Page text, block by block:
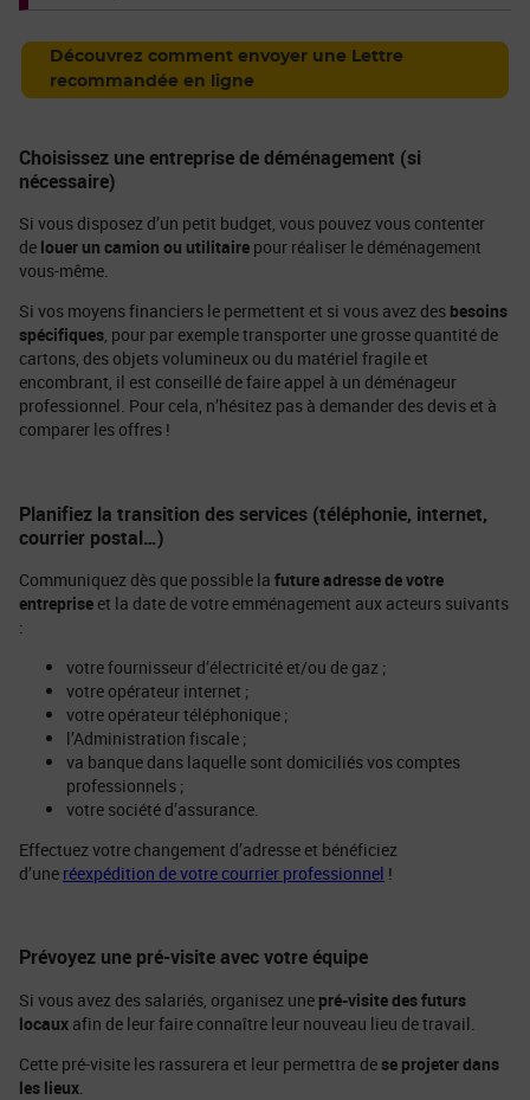
Découvrez comment envoyer une Lettre
recommandée en ligne
Choisissez une entreprise de déménagement (si
nécessaire)
Si vous disposez d’un petit budget, vous pouvez vous contenter
de louer un camion ou utilitaire pour réaliser le déménagement
vous-même.
Si vos moyens financiers le permettent et si vous avez des besoins
spécifiques, pour par exemple transporter une grosse quantité de
cartons, des objets volumineux ou du matériel fragile et
encombrant, il est conseillé de faire appel à un déménageur
professionnel. Pour cela, n’hésitez pas à demander des devis et à
comparer les offres !
Planifiez la transition des services (téléphonie, internet,
courrier postal…)
Communiquez dès que possible la future adresse de votre
entreprise et la date de votre emménagement aux acteurs suivants
:
votre fournisseur d’électricité et/ou de gaz ;
votre opérateur internet ;
votre opérateur téléphonique ;
l’Administration fiscale ;
va banque dans laquelle sont domiciliés vos comptes
professionnels ;
votre société d’assurance.
Effectuez votre changement d’adresse et bénéficiez
d’une réexpédition de votre courrier professionnel !
Prévoyez une pré-visite avec votre équipe
Si vous avez des salariés, organisez une pré-visite des futurs
locaux afin de leur faire connaître leur nouveau lieu de travail.
Cette pré-visite les rassurera et leur permettra dese projeter dans
les lieux